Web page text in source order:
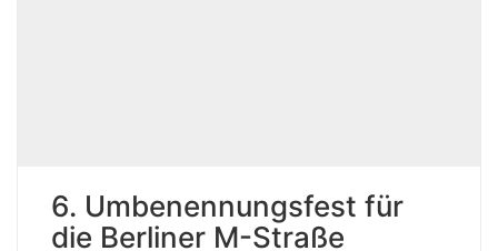
6. Umbenennungsfest für
die Berliner M-Straße